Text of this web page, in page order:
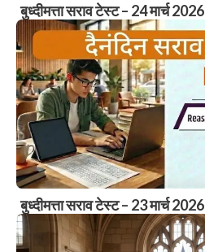
बुध्दीमत्ता सराव टेस्ट – 24 मार्च 2026
बुध्दीमत्ता सराव टेस्ट – 23 मार्च 2026